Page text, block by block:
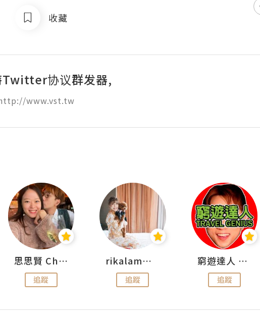
收藏
Twitter协议群发器,
www.vst.tw
思思賢 ChillMyBabe
追蹤
rikalammm
追蹤
窮遊達人 Mr.TravelGenius
追蹤